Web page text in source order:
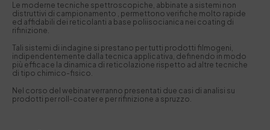
Le moderne tecniche spettroscopiche, abbinate a sistemi non
distruttivi di campionamento , permettono verifiche molto rapide
ed affidabili dei reticolanti a base poliisocianica nei coating di
rifinizione.
Tali sistemi di indagine si prestano per tutti prodotti filmogeni,
indipendentemente dalla tecnica applicativa, definendo in modo
più efficace la dinamica di reticolazione rispetto ad altre tecniche
di tipo chimico-fisico.
Nel corso del webinar verranno presentati due casi di analisi su
prodotti per roll-coater e per rifinizione a spruzzo.